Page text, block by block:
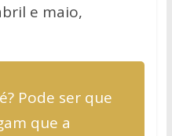
e maio,
Pode ser que
que a